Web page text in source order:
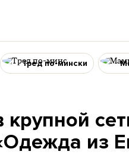
Тред по-мински
из